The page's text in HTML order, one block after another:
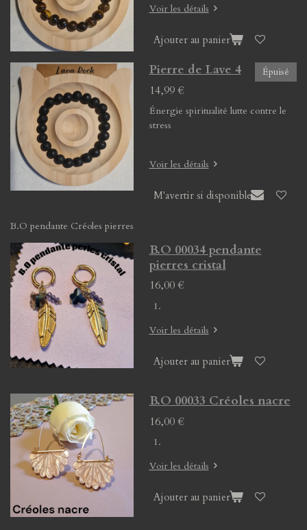
Voir les détails
Ajouter au panier
Épuisé
Pierre de Lave 4
14,99 €
Énergie spiritualité lutte contre le
stress
Voir les détails
M'avertir si disponible
B.O pendante Créoles pierres
B.O 00034 pendante
pierres cristal
16,00 €
Voir les détails
Ajouter au panier
B.O 00033 Créoles nacre
16,00 €
Voir les détails
Ajouter au panier